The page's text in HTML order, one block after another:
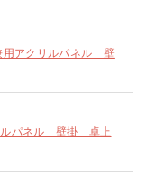
用アクリルパネル 壁
ルパネル 壁掛 卓上